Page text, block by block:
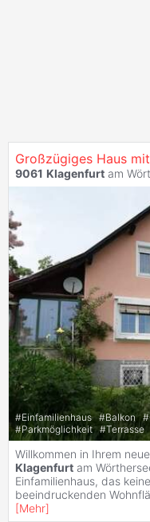
Großzügiges Haus
9061 Klagenfurt am
#Einfamilienhaus #Balkon #
#Parkmöglichkeit #Terrasse
Willkommen in Ihrem
Klagenfurt am
Einfamilienhaus, das
beeindruckenden
[Mehr]